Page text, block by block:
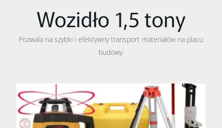
Wozidło 1,5 tony
Pozwala na szybki i efektywny transport materiałów na placu
budowy.